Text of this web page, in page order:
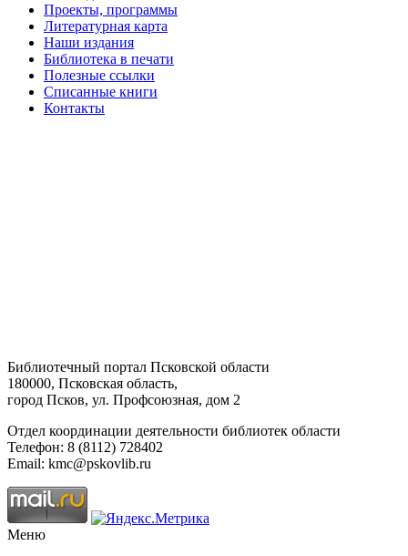
Проекты, программы
Литературная карта
Наши издания
Библиотека в печати
Полезные ссылки
Списанные книги
Контакты
Библиотечный портал Псковской области
180000, Псковская область,
город Псков, ул. Профсоюзная, дом 2
Отдел координации деятельности библиотек области
Телефон: 8 (8112) 728402
Email: kmc@pskovlib.ru
Меню